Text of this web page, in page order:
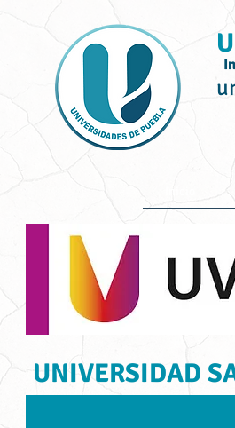
UNIVERSIDAD